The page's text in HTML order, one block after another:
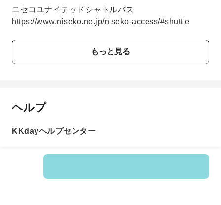
ニセコユナイテッドシャトルバス
https://www.niseko.ne.jp/niseko-access/#shuttle
もっと見る
ヘルプ
KKdayヘルプセンター
商品番号: 156907